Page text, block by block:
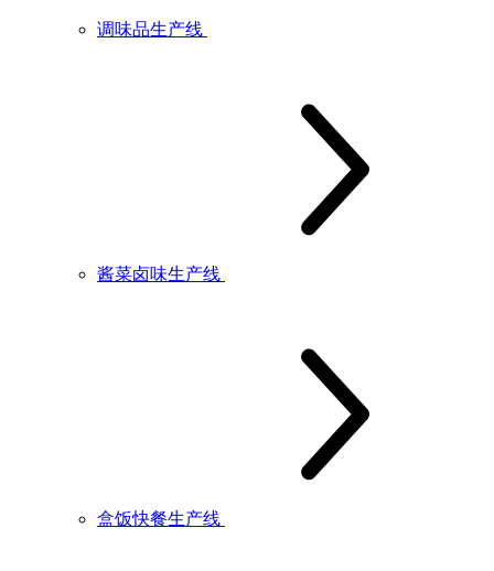
调味品生产线
酱菜卤味生产线
盒饭快餐生产线